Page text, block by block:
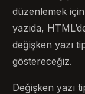
düzenlemek
yazıda,
değişken yazı
göstereceğiz.
Değişken yazı